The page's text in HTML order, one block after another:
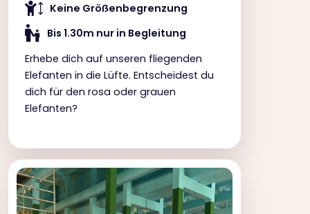
Keine Gröẞenbegrenzung
Bis 1.30m nur in Begleitung
Erhebe dich auf unseren fliegenden
Elefanten in die Lüfte. Entscheidest du
dich für den rosa oder grauen
Elefanten?